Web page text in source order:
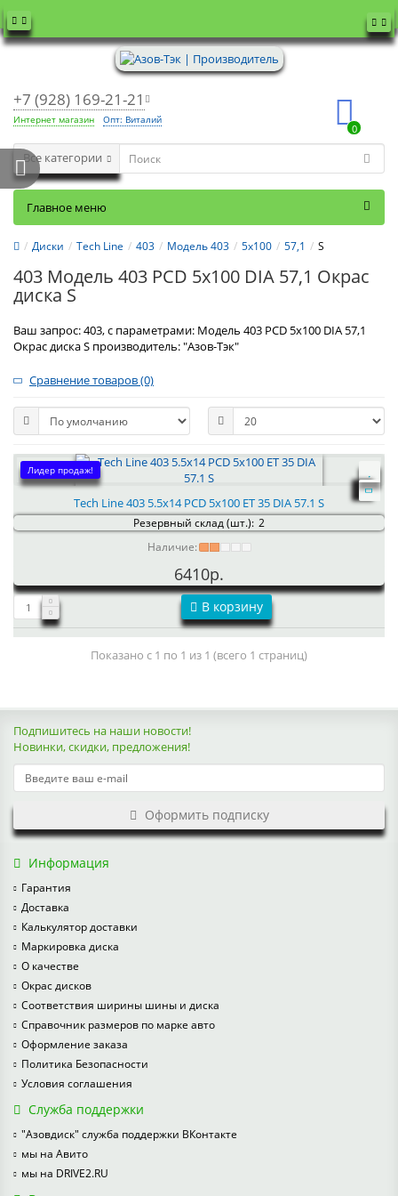
+7 (928) 169-21-21
Интернет магазин Опт: Виталий
0
Все категории
Главное меню
Диски Tech Line 403 Модель 403 5x100 57,1 S
403 Модель 403 PCD 5x100 DIA 57,1 Окрас
диска S
Ваш запрос: 403, с параметрами: Модель 403 PCD 5x100 DIA 57,1
Окрас диска S производитель: "Азов-Тэк"
Сравнение товаров (0)
Лидер продаж!
Tech Line 403 5.5x14 PCD 5x100 ET 35 DIA 57.1 S
Резервный склад (шт.): 2
Наличие:
6410р.
В корзину
Показано с 1 по 1 из 1 (всего 1 страниц)
Подпишитесь на наши новости!
Новинки, скидки, предложения!
Оформить подписку
Информация
Гарантия
Доставка
Калькулятор доставки
Маркировка диска
О качестве
Окрас дисков
Соответствия ширины шины и диска
Справочник размеров по марке авто
Оформление заказа
Политика Безопасности
Условия соглашения
Служба поддержки
"Азовдиск" служба поддержки ВКонтакте
мы на Авито
мы на DRIVE2.RU